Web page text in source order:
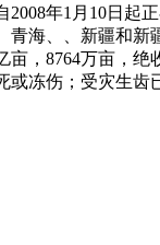
年1月10日
海、、新疆和
，8764万亩，
冻伤；受灾生